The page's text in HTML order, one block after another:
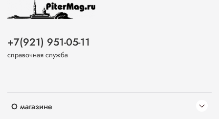
О магазине
+7(921) 951-05-11
справочная служба